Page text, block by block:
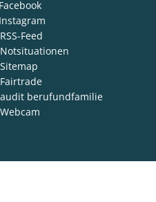
Facebook
Instagram
RSS-Feed
Notsituationen
Sitemap
Fairtrade
audit berufundfamilie
Webcam